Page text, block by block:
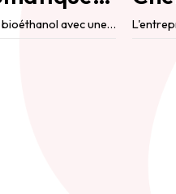
La gamme Firetech de Neverdark propose des cheminées bioéthanol avec une technologie innovante ...